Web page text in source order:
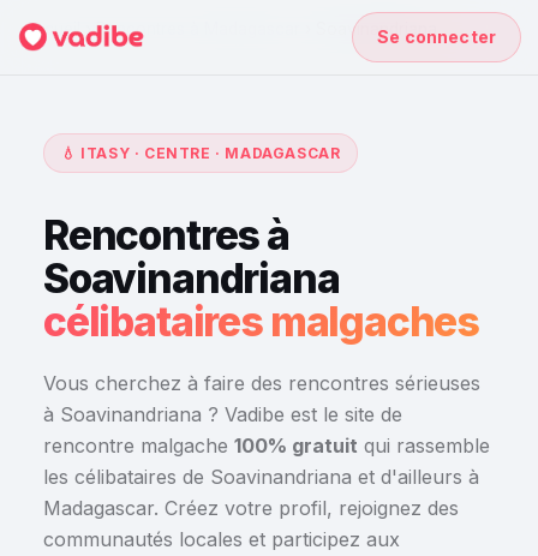
Se connecter
Accueil›Rencontres à Madagascar Soavinandriana
💧 ITASY · CENTRE · MADAGASCAR
Rencontres à
Soavinandriana
célibataires malgaches
Vous cherchez à faire des rencontres sérieuses
à Soavinandriana ? Vadibe est le site de
rencontre malgache 100% gratuit qui rassemble
les célibataires de Soavinandriana et d'ailleurs à
Madagascar. Créez votre profil, rejoignez des
communautés locales et participez aux